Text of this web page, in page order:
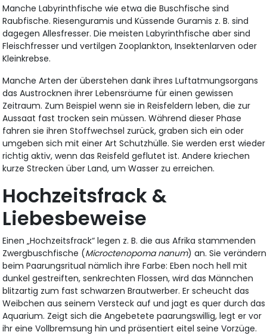
Manche Labyrinthfische wie etwa die Buschfische sind
Raubfische. Riesenguramis und Küssende Guramis z. B. sind
dagegen Allesfresser. Die meisten Labyrinthfische aber sind
Fleischfresser und vertilgen Zooplankton, Insektenlarven oder
Kleinkrebse.
Manche Arten der überstehen dank ihres Luftatmungsorgans
das Austrocknen ihrer Lebensräume für einen gewissen
Zeitraum. Zum Beispiel wenn sie in Reisfeldern leben, die zur
Aussaat fast trocken sein müssen. Während dieser Phase
fahren sie ihren Stoffwechsel zurück, graben sich ein oder
umgeben sich mit einer Art Schutzhülle. Sie werden erst wieder
richtig aktiv, wenn das Reisfeld geflutet ist. Andere kriechen
kurze Strecken über Land, um Wasser zu erreichen.
Hochzeitsfrack &
Liebesbeweise
Einen „Hochzeitsfrack“ legen z. B. die aus Afrika stammenden
Zwergbuschfische (Microctenopoma nanum) an. Sie verändern
beim Paarungsritual nämlich ihre Farbe: Eben noch hell mit
dunkel gestreiften, senkrechten Flossen, wird das Männchen
blitzartig zum fast schwarzen Brautwerber. Er scheucht das
Weibchen aus seinem Versteck auf und jagt es quer durch das
Aquarium. Zeigt sich die Angebetete paarungswillig, legt er vor
ihr eine Vollbremsung hin und präsentiert eitel seine Vorzüge.